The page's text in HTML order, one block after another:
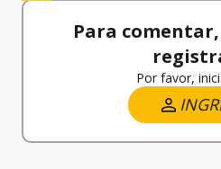
Para
Por favor,